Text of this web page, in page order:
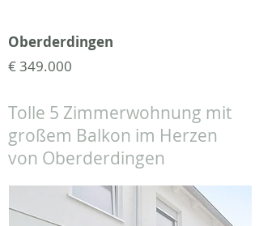
Oberderdingen
€ 349.000
Tolle 5 Zimmerwohnung mit
großem Balkon im Herzen
von Oberderdingen